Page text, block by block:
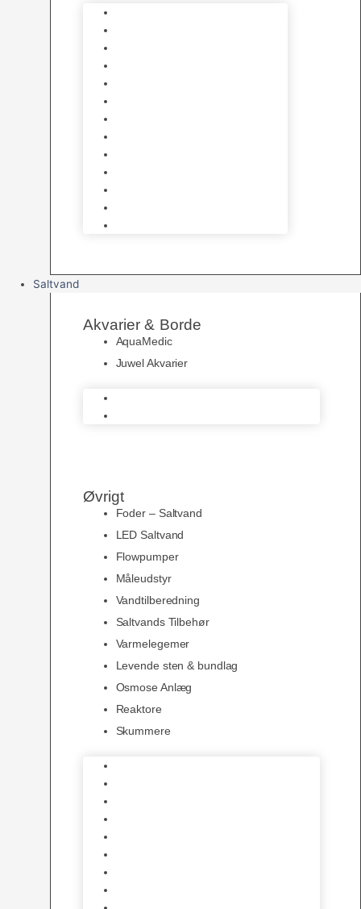
Saltvand
Akvarier & Borde
AquaMedic
Juwel Akvarier
Øvrigt
Foder – Saltvand
LED Saltvand
Flowpumper
Måleudstyr
Vandtilberedning
Saltvands Tilbehør
Varmelegemer
Levende sten & bundlag
Osmose Anlæg
Reaktore
Skummere